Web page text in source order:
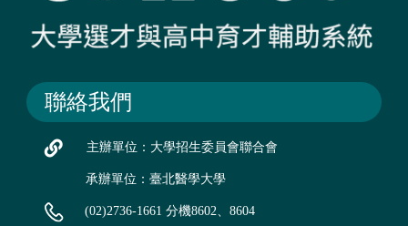
聯絡我們
主辦單位：大學招生委員會聯合會
承辦單位：臺北醫學大學
(02)2736-1661 分機8602、8604